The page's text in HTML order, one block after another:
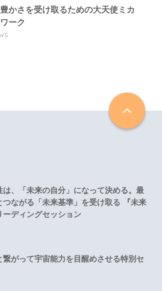
かさを受け取るための大天使ミカ
ーク
は、「未来の自分」になって決める。最
つながる「未来基準」を受け取る 『未来
ーディングセッション
繋がって宇宙能力を目醒めさせる特別セ